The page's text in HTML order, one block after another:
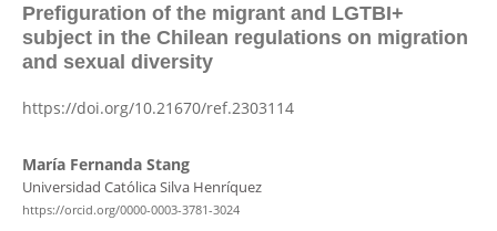
Prefiguration of the migrant and LGTBI+
subject in the Chilean regulations on migration
and sexual diversity
https://doi.org/10.21670/ref.2303114
María Fernanda Stang
Universidad Católica Silva Henríquez
https://orcid.org/0000-0003-3781-3024